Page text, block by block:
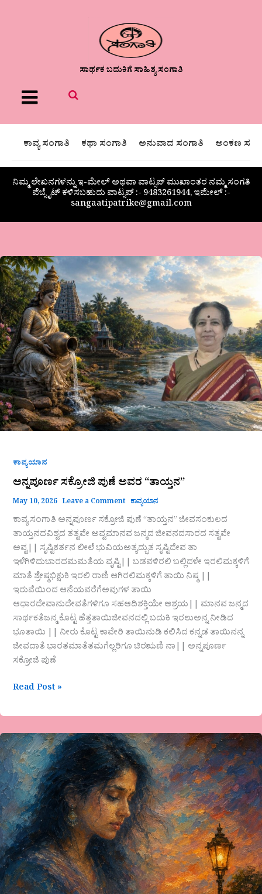
ಸಾರ್ಥಕ ಬದುಕಿಗೆ ಸಾಹಿತ್ಯ ಸಂಗಾತಿ
Menu
ಕಾವ್ಯ ಸಂಗಾತಿ ಕಥಾ ಸಂಗಾತಿ ಅನುವಾದ ಸಂಗಾತಿ ಅಂಕಣ
ನಿಮ್ಮ ಲೇಖನಗಳನ್ನು ಇ-ಮೇಲ್ ಅಥವಾ ವಾಟ್ಸಪ್ ಮುಖಾಂತರ ನಮ್ಮ ಸಂಗತಿ
ವೆಬ್ಸೈಟ್ ಕಳಿಸಬಹುದು ವಾಟ್ಸಪ್‌ :- 9483261944, ಇಮೇಲ್ :-
sangaatipatrike@gmail.com
ಕಾವ್ಯಯಾನ
ಅನ್ನಪೂರ್ಣ ಸಕ್ರೋಜಿ ಪುಣೆ ಅವರ “ತಾಯ್ತನ”
May 10, 2026 Leave a Comment ಕಾವ್ಯಯಾನ
ಕಾವ್ಯ ಸಂಗಾತಿ ಅನ್ನಪೂರ್ಣ ಸಕ್ರೋಜಿ ಪುಣೆ “ತಾಯ್ತನ” ಜೀವಸಂಕುಲದ
ತಾಯ್ತನದವಿಶ್ವದ ತತ್ವವೇ ಅವ್ವಮಾನವ ಜನ್ಮದ ಜೀವನದಸಾರದ ಸತ್ವವೇ
ಅವ್ವ|| ಸೃಷ್ಟಿಕರ್ತನ ಲೀಲೆ ಭುವಿಯಅತ್ಯದ್ಭುತ ಸೃಷ್ಟಿದೇವ ತಾ
ಇಳೆಗಿಳಿದುಬಾರದಮಮತೆಯ ವೃಷ್ಟಿ|| ಬಡವಳಿರಲಿ ಬಲ್ಲಿದಳೇ ಇರಲಿಮಕ್ಕಳಿಗೆ
ಮಾತೆ ಶ್ರೇಷ್ಠಭಿಕ್ಷುಕಿ ಇರಲಿ ರಾಣಿ ಆಗಿರಲಿಮಕ್ಕಳಿಗೆ ತಾಯಿ ನಿಷ್ಠ ||
ಇರುವೆಯಿಂದ ಆನೆಯವರೆಗೆಅವುಗಳ ತಾಯಿ
ಆಧಾರದೇವಾನುದೇವತೆಗಳಿಗೂ ಸಹಆದಿಶಕ್ತಿಯೇ ಆಶ್ರಯ|| ಮಾನವ ಜನ್ಮದ
ಸಾರ್ಥಕತೆಜನ್ಮ ಕೊಟ್ಟ ಹೆತ್ತತಾಯಿಜೀವನದಲ್ಲಿ ಬದುಕಿ ಇರಲುಅನ್ನ ನೀಡಿದ
ಭೂತಾಯಿ || ನೀರು ಕೊಟ್ಟ ಕಾವೇರಿ ತಾಯಿನುಡಿ ಕಲಿಸಿದ ಕನ್ನಡ ತಾಯಿನನ್ನ
ಜೀವದಾತೆ ಭಾರತಮಾತೆತಮಗೆಲ್ಲರಿಗೂ ಚಿರಋಣಿ ನಾ|| ಅನ್ನಪೂರ್ಣ
ಸಕ್ರೋಜಿ ಪುಣೆ
ಅನ್ನಪೂರ್ಣ
ಸಕ್ರೋಜಿ
ಪುಣೆ
ಅವರ
“ತಾಯ್ತನ”
Read Post »
ಜಯಂತಿ
ಸುನಿಲ್
ಅವರ
ಗಜಲ್